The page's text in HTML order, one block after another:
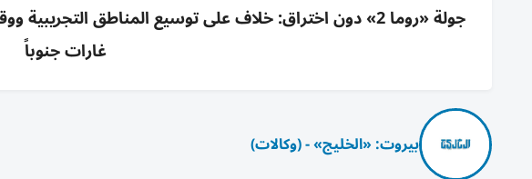
جولة «روما 2» دون اختراق: خلاف على توسيع المناطق
غارات جنوباً
بيروت: «الخليج» - (وكالات)